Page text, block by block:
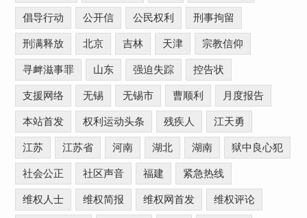
倡导行动 公开信 公民权利 刑事拘留
刑满释放 北京 吉林 天津 宗教信仰
寻衅滋事罪 山东 强迫失踪 控告状
支援网络 无锡 无锡市 曹顺利 月度报告
本站首发 权利运动头条 残疾人 江天勇
江苏 江苏省 河南 湖北 湖南 狱中良心犯
社会公正 社区声音 福建 紧急热线
维权人士 维权简报 维权网首发 维权评论